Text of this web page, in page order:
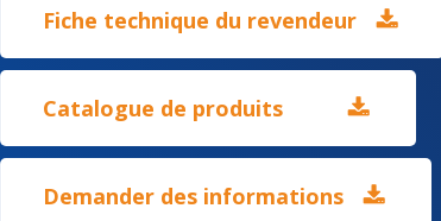
Fiche technique du revendeur
Catalogue de produits
Demander des informations